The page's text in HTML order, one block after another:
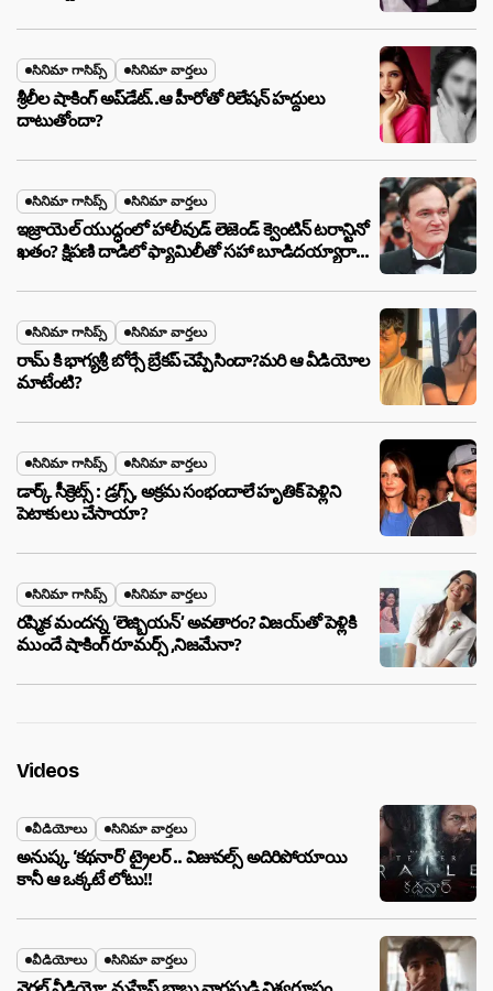
సినిమా గాసిప్స్ సినిమా వార్తలు
శ్రీలీల షాకింగ్ అప్‌డేట్..ఆ హీరోతో రిలేషన్ హద్దులు
దాటుతోందా?
సినిమా గాసిప్స్ సినిమా వార్తలు
ఇజ్రాయెల్ యుద్ధంలో హాలీవుడ్ లెజెండ్ క్వెంటిన్ టరాన్టినో
ఖతం? క్షిపణి దాడిలో ఫ్యామిలీతో సహా బూడిదయ్యారా?
సినిమా గాసిప్స్ సినిమా వార్తలు
రామ్ కి భాగ్యశ్రీ బోర్సే బ్రేకప్ చెప్పేసిందా?మరి ఆ వీడియోల
మాటేంటి?
సినిమా గాసిప్స్ సినిమా వార్తలు
డార్క్ సీక్రెట్స్ : డ్రగ్స్, అక్రమ సంభందాలే హృతిక్ పెళ్లిని
పెటాకులు చేసాయా?
సినిమా గాసిప్స్ సినిమా వార్తలు
రష్మిక మందన్న ‘లెజ్బియన్’ అవతారం? విజయ్‌తో పెళ్లికి
ముందే షాకింగ్ రూమర్స్ ,నిజమేనా?
Videos
వీడియోలు సినిమా వార్తలు
అనుష్క ‘కథనార్’ ట్రైలర్ .. విజువల్స్ అదిరిపోయాయి
కానీ ఆ ఒక్కటే లోటు!!
వీడియోలు సినిమా వార్తలు